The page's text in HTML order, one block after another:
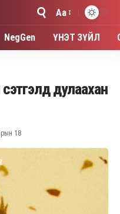
Font
Resizer
Aa
NegGen ҮНЭТ ЗҮЙЛ
сэтгэлд дулаахан
18